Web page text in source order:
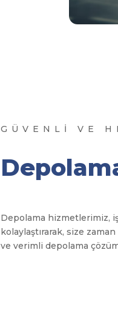
GÜVENLİ VE
Depolama hizmetlerimiz,
kolaylaştırarak, size
ve verimli depolama